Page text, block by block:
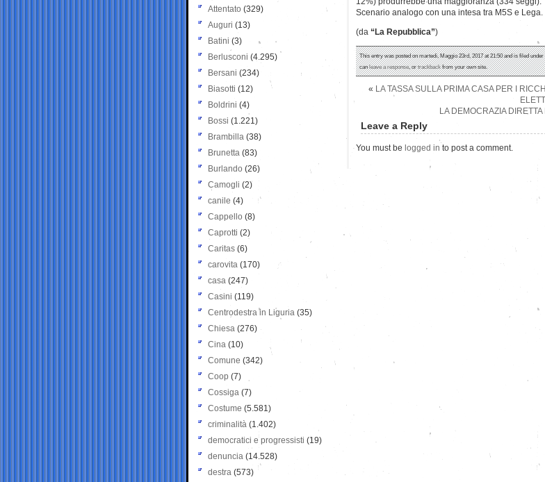
Scenario analogo con una intesa tra M5S e Lega.
(da “La Repubblica”)
This entry was posted on martedì, Maggio 23rd, 2017 at 21:50 and is filed under
canleave a response, ortrackbackfrom your own site.
« LA TASSA SULLA PRIMA CASA PER I
LA DEMOCRAZIA
Leave a Reply
You must be logged in to post a comment.
Attentato (329)
Auguri (13)
Batini (3)
Berlusconi (4.295)
Bersani (234)
Biasotti (12)
Boldrini (4)
Bossi (1.221)
Brambilla (38)
Brunetta (83)
Burlando (26)
Camogli (2)
canile (4)
Cappello (8)
Caprotti (2)
Caritas (6)
carovita (170)
casa (247)
Casini (119)
Centrodestra in Liguria (35)
Chiesa (276)
Cina (10)
Comune (342)
Coop (7)
Cossiga (7)
Costume (5.581)
criminalità (1.402)
democratici e progressisti (19)
denuncia (14.528)
destra (573)